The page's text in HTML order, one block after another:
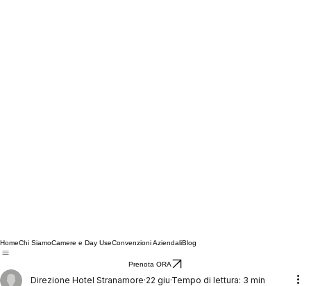
Convenzioni Aziendali
Prenota ORA